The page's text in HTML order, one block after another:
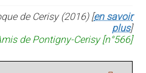
de Cerisy (2016) [en savoir
plus]
de Pontigny-Cerisy [n°566]